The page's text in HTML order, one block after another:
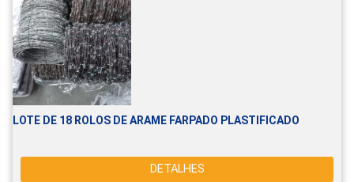
LOTE DE 18 ROLOS DE ARAME FARPADO PLASTIFICADO
DETALHES